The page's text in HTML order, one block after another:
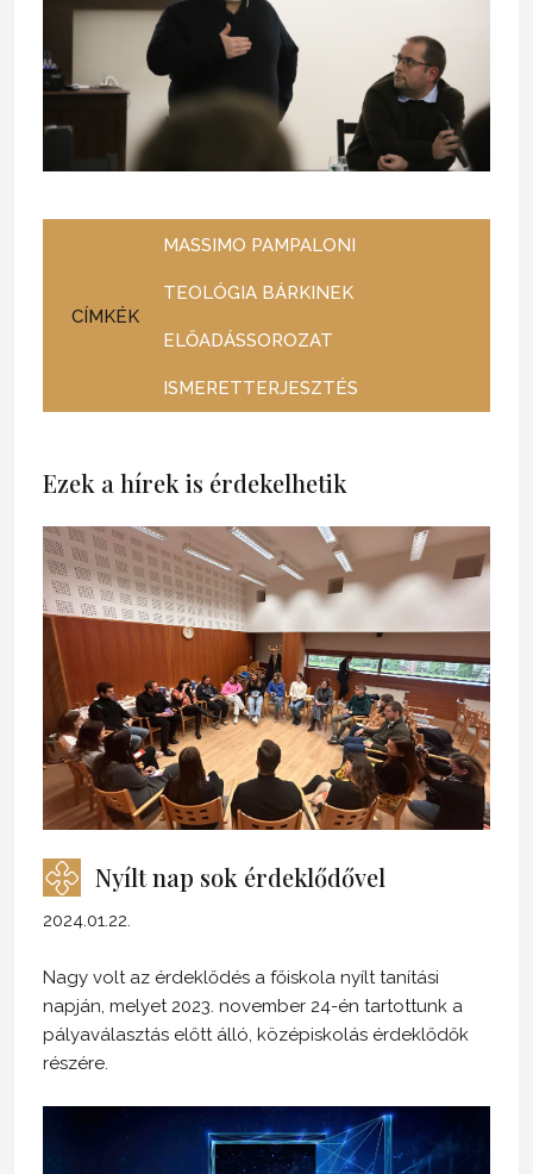
CÍMKÉK
MASSIMO PAMPALONI
TEOLÓGIA BÁRKINEK
ELŐADÁSSOROZAT
ISMERETTERJESZTÉS
Ezek a hírek is érdekelhetik
Nyílt nap sok érdeklődővel
2024.01.22.
Nagy volt az érdeklődés a főiskola nyílt tanítási
napján, melyet 2023. november 24-én tartottunk a
pályaválasztás előtt álló, középiskolás érdeklődők
részére.